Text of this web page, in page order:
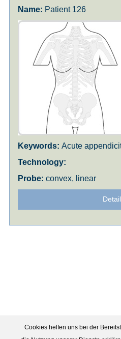
Patient 126
Acute
convex, linear
Cookies helfen uns bei der